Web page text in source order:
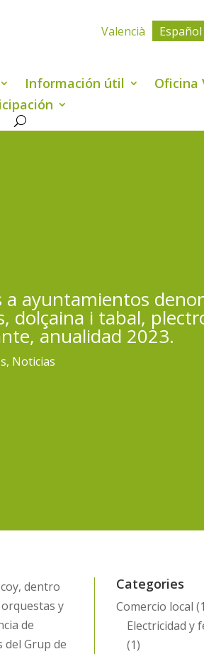
Valencià Español
Información útil Oficina
a ayuntamientos
dolçaina i tabal,
anualidad 2023.
, Noticias
dentro
y
de
del Grup de
Categories
Comercio local
Electricidad y
(1)